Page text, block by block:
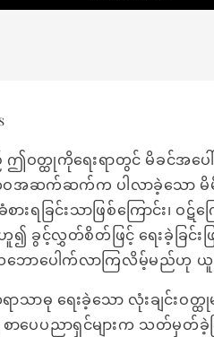
ဝတ္ထုကိုရေးရာတွင် မိခင်အပေ
ဝအဆက်ဆက်က ပါလာခဲ့သော
ရခြင်းသာဖြစ်ကြောင်း၊ ဝဋ်
၍ ခွင့်လွှတ်စိတ်ဖြင့် ရေးခဲ့ခြင်း
ဘောပေါက်လာကြလိမ့်မည်ဟု
ာဓု ရေးခဲ့သော လုံးချင်းဝတ္
ာပေပညာရှင်များက သတ်မှတ်